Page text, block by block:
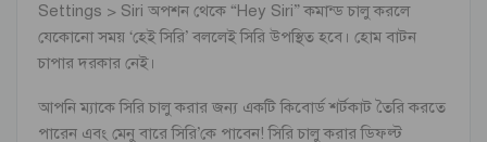
Settings > Siri অপশন থেকে “Hey Siri” কমান্ড চালু করলে
যেকোনো সময় ‘হেই সিরি’ বললেই সিরি উপস্থিত হবে। হোম বাটন
চাপার দরকার নেই।
আপনি ম্যাকে সিরি চালু করার জন্য একটি কিবোর্ড শর্টকাট তৈরি করতে
পারেন এবং মেনু বারে সিরি’কে পাবেন! সিরি চালু করার ডিফল্ট